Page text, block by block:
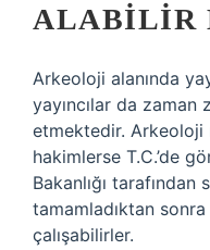
ALABILIR
Arkeoloji alanında
yayıncılar da
etmektedir. Arkeoloji
hakimlerse T.C.’de
Bakanlığı
tamamladıktan
çalışabilirler.